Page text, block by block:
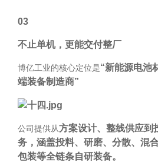
03
不止单机，更能交付整厂
博亿工业的核心定位是“新能源电池
端装备制造商”
公司提供从方案设计、整线供应到
务，涵盖投料、研磨、分散、混
包装等全链条自研装备。